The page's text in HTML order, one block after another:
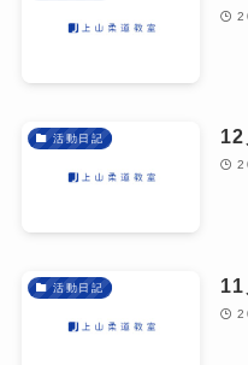
活動日記
活動日記